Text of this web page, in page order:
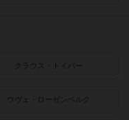
クラウス・トイバー
ウヴェ・ローゼンベルク